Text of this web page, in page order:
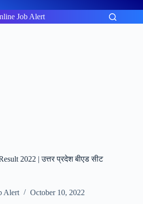
Job Alert
2022 | उत्तर प्रदेश बीएड सीट
Alert October 10, 2022